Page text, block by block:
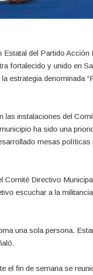
Estatal del Partido
fortalecido y unido en
estrategia denominada
las instalaciones del
ha sido una
mesas
Comité Directivo
escuchar a la
una sola persona.
el fin de semana se